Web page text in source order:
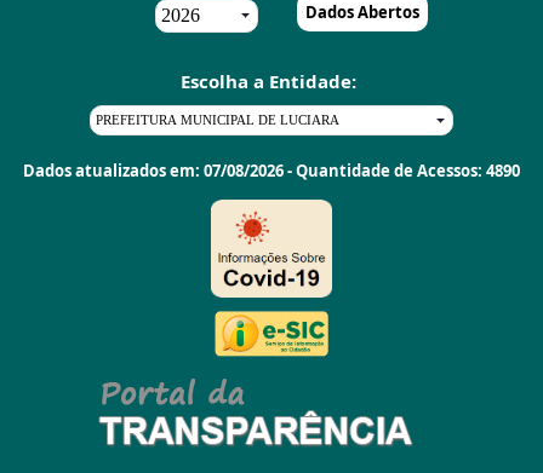
Dados Abertos
Escolha a Entidade:
Dados atualizados em: 07/08/2026 - Quantidade de Acessos: 4890